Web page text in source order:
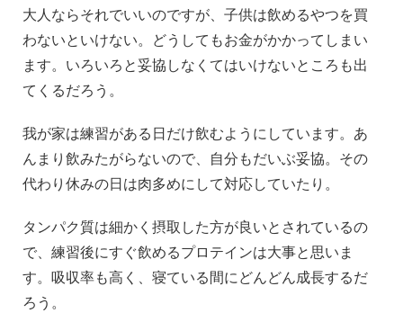
大人ならそれでいいのですが、子供は飲めるやつを買
わないといけない。どうしてもお金がかかってしまい
ます。いろいろと妥協しなくてはいけないところも出
てくるだろう。
我が家は練習がある日だけ飲むようにしています。あ
んまり飲みたがらないので、自分もだいぶ妥協。その
代わり休みの日は肉多めにして対応していたり。
タンパク質は細かく摂取した方が良いとされているの
で、練習後にすぐ飲めるプロテインは大事と思いま
す。吸収率も高く、寝ている間にどんどん成長するだ
ろう。